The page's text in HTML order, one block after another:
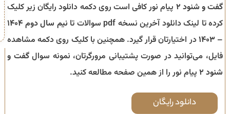
گفت و شنود ۲
پیام نور کافی است روی دکمه دانلود رایگان زیر کلیک
کرده تا لینک دانلود آخرین نسخه pdf سوالات تا
نیم سال دوم ۱۴۰۴
– ۱۴۰۳
در اختیارتان قرار گیرد. همچنین با کلیک روی دکمه مشاهده
فایل، می‌توانید در صورت پشتیبانی مرورگرتان، نمونه سوالگفت و
شنود ۲
پیام نور را از همین صفحه مطالعه کنید.
دانلود رایگان